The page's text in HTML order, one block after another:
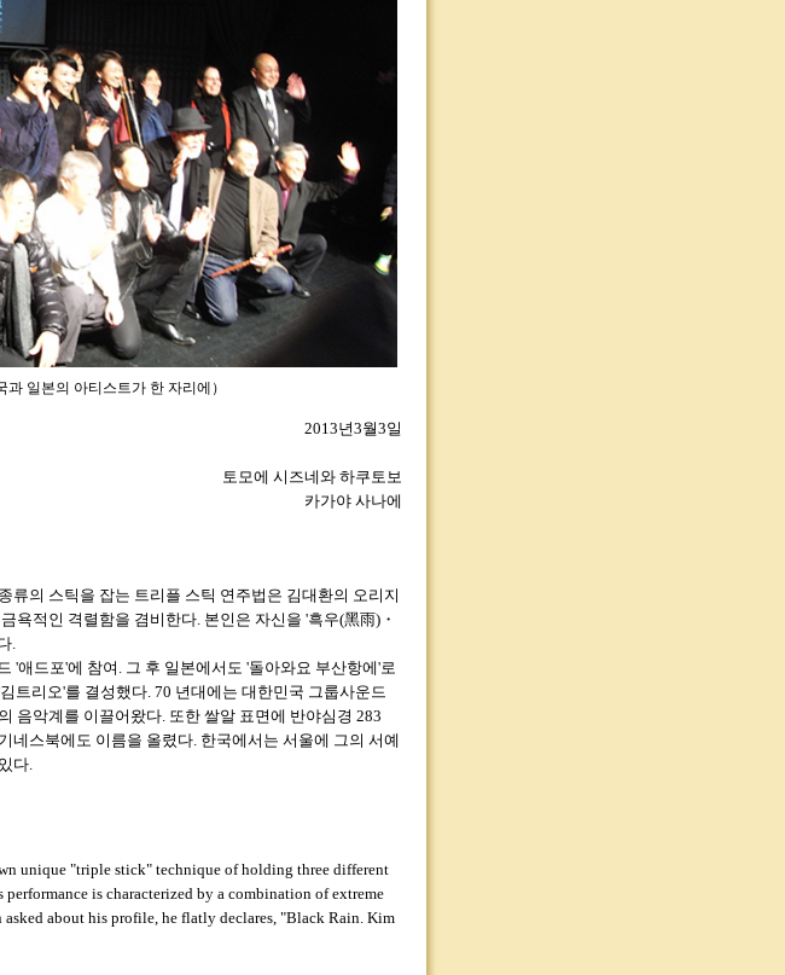
과 일본의 아티스트가 한 자리에）
2013년3월3일
토모에 시즈네와 하쿠토보
카가야 사나에
류의 스틱을 잡는 트리플 스틱 연주법은 김대환의 오리지
욕적인 격렬함을 겸비한다. 본인은 자신을 '흑우(黑雨)・
.
'애드포'에 참여. 그 후 일본에서도 '돌아와요 부산항에'로
트리오'를 결성했다. 70 년대에는 대한민국 그룹사운드
음악계를 이끌어왔다. 또한 쌀알 표면에 반야심경 283
네스북에도 이름을 올렸다. 한국에서는 서울에 그의 서예
다.
unique "triple stick" technique of holding three different
is characterized by a combination of extreme
asked about his profile, he flatly declares, "Black Rain. Kim